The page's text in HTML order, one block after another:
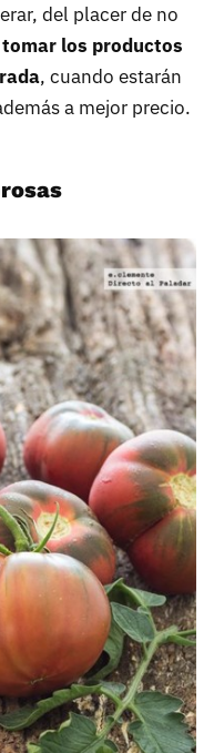
del placer de no
los productos
, cuando estarán
a mejor precio.